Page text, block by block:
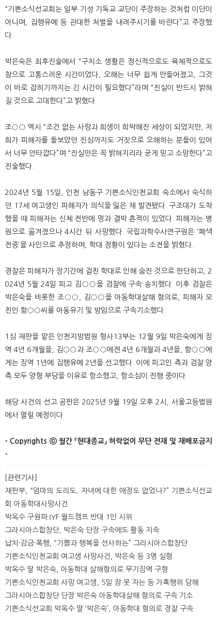
“기쁜소식선교회는 일부 기성 기독교 교단이 주장하는 것처럼 이단이
아니며, 집행유예 등 관대한 처벌을 내려주시기를 바란다”고 주장했
다.
박은숙은 최후진술에서 “구치소 생활은 정신적으로도 육체적으로도
참으로 고통스러운 시간이었다, 오해는 너무 쉽게 만들어졌고, 그것
이 바로 잡히기까지는 긴 시간이 필요했다”라며 “진실이 반드시 밝혀
질 것으로 고대한다”고 밝혔다.
조○○ 역시 “조건 없는 사랑과 희생이 희박해진 세상이 되었지만, 저
희가 피해자를 돌보았던 진심까지도 거짓으로 오해하는 분들이 있어
서 너무 안타깝다”며 “진실만은 꼭 밝혀지리라 굳게 믿고 소망한다”고
진술했다.​
2024년 5월 15일, 인천 남동구 기쁜소식인천교회 숙소에서 숙식하
던 17세 여고생인 피해자가 의식을 잃은 채 발견됐다. 구조대가 도착
했을 때 피해자는 신체 전반에 멍과 결박 흔적이 있었다. 피해자는 병
원으로 옮겨졌으나 4시간 뒤 사망했다. 국립과학수사연구원은 ‘폐색
전증’을 사인으로 추정하며, 학대 정황이 있다는 소견을 밝혔다.
경찰은 피해자가 장기간에 걸친 학대로 인해 숨진 것으로 판단하고, 2
024년 5월 24일 피고 김○○을 검찰에 구속 송치했다. 이후 검찰은
박은숙을 비롯한 조○○, 김○○을 아동학대살해 혐의로, 피해자 모
친인 함○○씨를 아동유기 및 방임으로 구속기소했다.
1심 재판을 맡은 인천지방법원 형사13부는 12월 9일 박은숙에게 징
역 4년 6개월을, 김○○과 조○○에겐 4년 6개월과 4년을, 함○○에
게는 징역 1년에 집행유예 2년을 선고했다. 이에 피고인 측과 검찰 양
측 모두 양형 부당을 이유로 항소했고, 항소심이 진행 중이다.
해당 사건의 선고 공판은 2025년 9월 19일 오후 2시, 서울고등법원
에서 열릴 예정이다.​
- Copyrights ⓒ 월간 「현대종교」 허락없이 무단 전재 및 재배포금지
-
[관련기사]
재판부, “엄마의 도리도, 자녀에 대한 애정도 없었나?” 기쁜소식선교
회 아동학대사망사건
박옥수 구원파 IYF 월드캠프 반대 1인 시위
그라시아스합창단, 박은숙 단장 구속에도 활동 지속
납치·감금·폭행, “기쁨과 행복을 선사하는” 그라시아스합창단
기쁜소식인천교회 여고생 사망사건, 박은숙 등 3명 실형
박옥수 딸 박은숙, 아동학대 살해혐의로 무기징역 구형
기쁜소식인천교회 사망 여고생, 5일 잠 못 자는 등 가혹행위 당해
그라시아스합창단 단장 박은숙 아동학대살해 혐의로 구속 기소
기쁜소식선교회 박옥수 딸 ‘박은숙’, 아동학대 혐의로 경찰 구속